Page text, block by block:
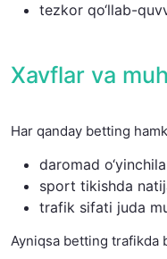
tezkor qo‘llab-
Xavflar va
Har qanday betting
daromad
sport tikishda
trafik sifati juda
Ayniqsa betting trafikda